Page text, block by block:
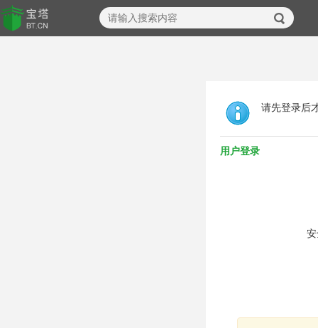
请先登录后
用户登录